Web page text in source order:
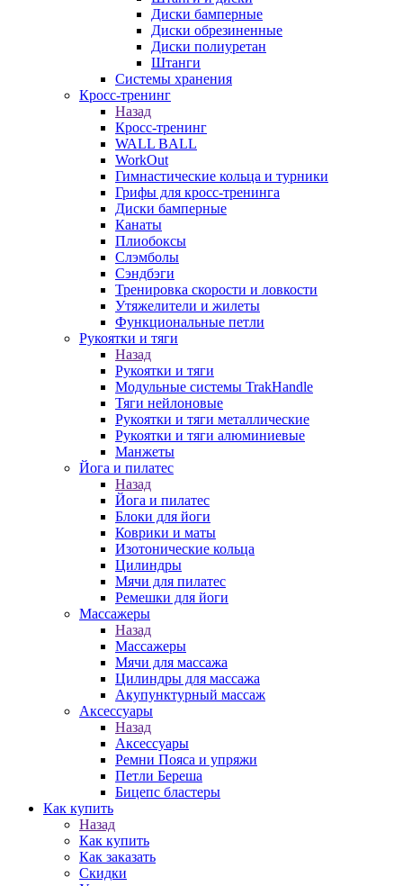
Диски бамперные
Диски обрезиненные
Диски полиуретан
Штанги
Системы хранения
Кросс-тренинг
Назад
Кросс-тренинг
WALL BALL
WorkOut
Гимнастические кольца и турники
Грифы для кросс-тренинга
Диски бамперные
Канаты
Плиобоксы
Слэмболы
Сэндбэги
Тренировка скорости и ловкости
Утяжелители и жилеты
Функциональные петли
Рукоятки и тяги
Назад
Рукоятки и тяги
Модульные системы TrakHandle
Тяги нейлоновые
Рукоятки и тяги металлические
Рукоятки и тяги алюминиевые
Манжеты
Йога и пилатес
Назад
Йога и пилатес
Блоки для йоги
Коврики и маты
Изотонические кольца
Цилиндры
Мячи для пилатес
Ремешки для йоги
Массажеры
Назад
Массажеры
Мячи для массажа
Цилиндры для массажа
Акупунктурный массаж
Аксессуары
Назад
Аксессуары
Ремни Пояса и упряжи
Петли Береша
Бицепс бластеры
Как купить
Назад
Как купить
Как заказать
Скидки